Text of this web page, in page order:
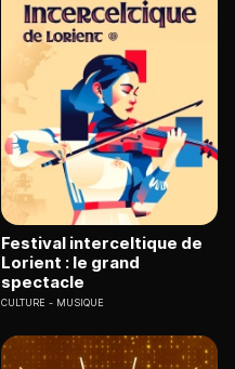
Festival interceltique de
Lorient : le grand
spectacle
CULTURE MUSIQUE